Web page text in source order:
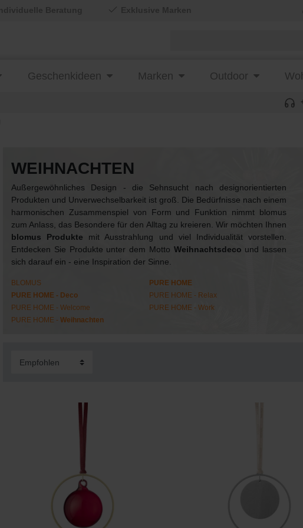
Geschenkideen Marken Outdoor
WEIHNACHTEN
Außergewöhnliches Design - die Sehnsucht nach designorientierten
Produkten und Unverwechselbarkeit ist groß. Die Bedürfnisse nach einem
harmonischen Zusammenspiel von Form und Funktion nimmt blomus
zum Anlass, das Besondere für den Alltag zu kreieren. Wir möchten Ihnen
blomus Produkte mit Ausstrahlung und viel Individualität vorstellen.
Entdecken Sie Produkte unter dem Motto Weihnachtsdeco und lassen
sich darauf ein - eine Inspiration der Sinne.
BLOMUS
PURE HOME
PURE HOME - Deco
PURE HOME - Relax
PURE HOME - Welcome
PURE HOME - Work
PURE HOME - Weihnachten